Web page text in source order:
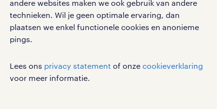
andere websites maken we ook gebruik van andere
technieken. Wil je geen optimale ervaring, dan
plaatsen we enkel functionele cookies en anonieme
pings.
Lees ons privacy statement of onze cookieverklaring
voor meer informatie.
vacatures, solliciteren en inspiratie.
werken bij randstad
gebruikersvoorwaarden